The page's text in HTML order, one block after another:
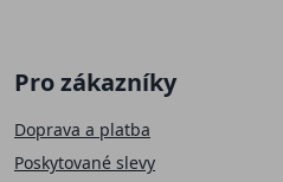
Pro zákazníky
Doprava a platba
Poskytované slevy